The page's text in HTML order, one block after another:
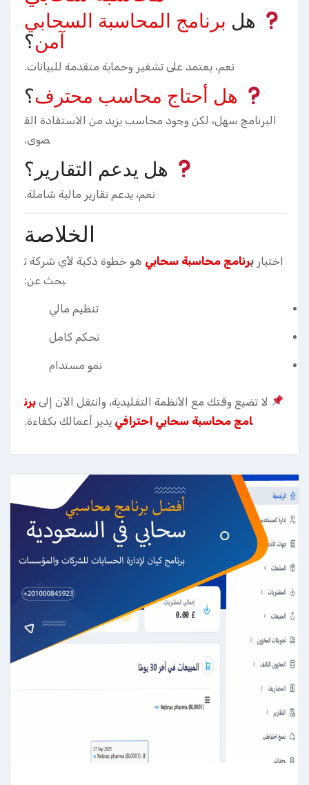
هل برنامج المحاسبة السحابي
آمن؟
نعم، يعتمد على تشفير وحماية متقدمة للبيانات.
هل أحتاج محاسب محترف؟
البرنامج سهل، لكن وجود محاسب يزيد من الاستفادة الق
صوى.
هل يدعم التقارير؟
نعم، يدعم تقارير مالية شاملة.
الخلاصة
اختيار برنامج محاسبة سحابي هو خطوة ذكية لأي شركة ت
بحث عن:
تنظيم مالي
تحكم كامل
نمو مستدام
لا تضيع وقتك مع الأنظمة التقليدية، وانتقل الآن إلى برن
امج محاسبة سحابي احترافي يدير أعمالك بكفاءة.